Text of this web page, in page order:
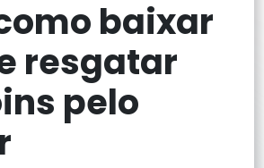
baixar
resgatar
pelo